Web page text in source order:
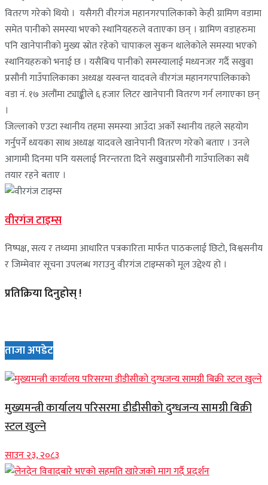
वितरण गरेकाे थियाे । यसैगरी वीरगंज महानगरपालिकाकाे केही ग्रामिण वडामा
समेत पानीकाे समस्या भएकाे स्थानियहरुले वताएका छन् । ग्रामिण वडाहरुमा
पनि खानेपानीकाे मुख्य स्राेत रहेकाे चापाकल सुकन थालेकाेले समस्या भएकाे
स्थानियहरुकाे भनाई छ । यसैबिच पानीको समस्यालाई मध्यनजर गर्दै सखुवा
प्रसौनी गाउँपालिकाका अध्यक्ष यस्वन्त यादवले वीरगंज महानगरपालिकाकाे
वडा नं. १७ अलौंमा ट्याङ्कीले ६ हजार लिटर खानेपानी वितरण गर्न लगाएका छन्
।
जिल्लाको एउटा स्थानीय तहमा समस्या आउँदा अर्को स्थानीय तहले सहयोग
गर्नुपर्ने ध्ययका साथ अध्यक्ष यादवले खानेपानी वितरण गरेको बताए । उनले
आगामी दिनमा पनि यसलाई निरन्तरता दिने सखुवाप्रसौनी गाउँपालिका सधैं
तयार रहने बताए ।
वीरगंज टाइम्स
निष्पक्ष, सत्य र तथ्यमा आधारित पत्रकारिता मार्फत पाठकलाई छिटो, विश्वसनीय
र जिम्मेवार सूचना उपलब्ध गराउनु वीरगंज टाइम्सको मूल उद्देश्य हो ।
प्रतिक्रिया दिनुहोस् !
ताजा अपडेट
मुख्यमन्त्री कार्यालय परिसरमा डीडीसीको दुग्धजन्य सामग्री बिक्री
स्टल खुल्ने
साउन २३, २०८३